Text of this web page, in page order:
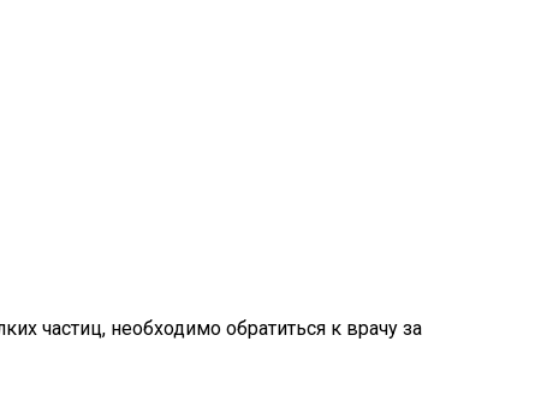
частиц, необходимо обратиться к врачу за